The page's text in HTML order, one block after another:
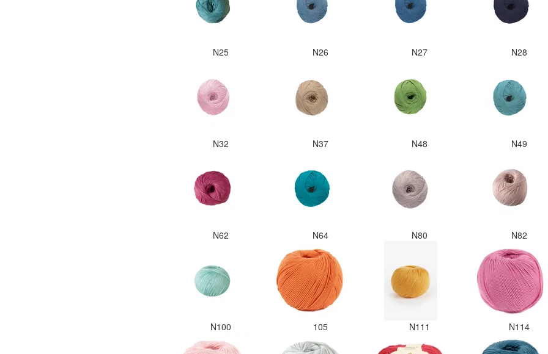
N25 N26 N27 N28
N32 N37 N48 N49
N62 N64 N80 N82
N100 105 N111 N114